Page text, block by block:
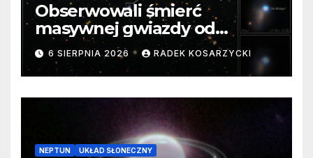
Obserwowali śmierć
masywnej gwiazdy od
samego początku. Niezwykle
cenne dane
6 SIERPNIA 2026 RADEK KOSARZYCKI
NEPTUN UKŁAD SŁONECZNY